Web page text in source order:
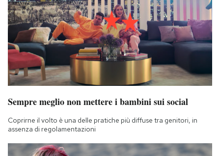
Sempre meglio non mettere i bambini sui social
Coprirne il volto è una delle pratiche più diffuse tra genitori, in
assenza di regolamentazioni